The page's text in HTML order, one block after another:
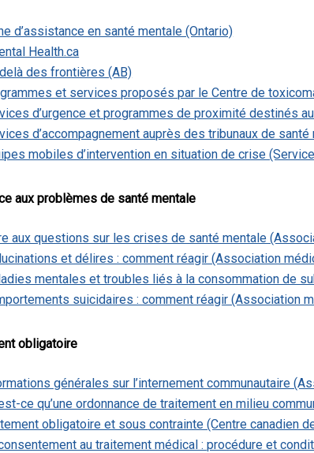
d’assistance en santé mentale (Ontario)
Health.ca
des frontières (AB)
et services proposés par le Centre de
d’urgence et programmes de proximité destinés
d’accompagnement auprès des tribunaux de
mobiles d’intervention en situation de crise
aux problèmes de santé mentale
aux questions sur les crises de santé mentale
et délires : comment réagir (Association
mentales et troubles liés à la consommation de
suicidaires : comment réagir (Association
obligatoire
générales sur l’internement communautaire
ce qu’une ordonnance de traitement en milieu
obligatoire et sous contrainte (Centre canadien
au traitement médical : procédure et